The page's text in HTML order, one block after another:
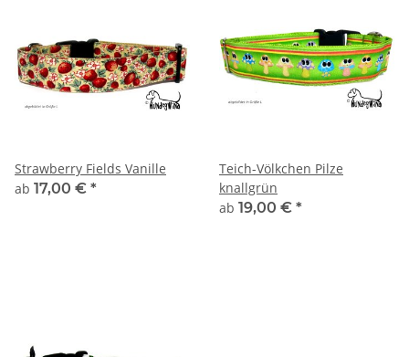
Strawberry Fields Vanille
ab 17,00 € *
Teich-Völkchen Pilze
knallgrün
ab 19,00 € *